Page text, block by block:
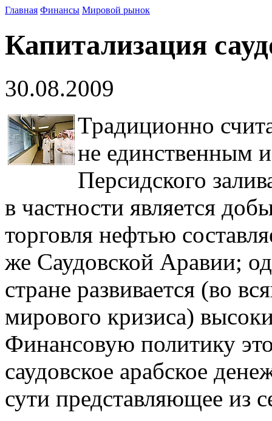
Главная Финансы Мировой рынок
Капитализация
30.08.2009
Традиционно
не единственным
Персидского
в частности является
торговля нефтью
же Саудовской Аравии;
стране развивается (во
мирового кризиса)
Финансовую политику
саудовское арабское
сути представляющее из